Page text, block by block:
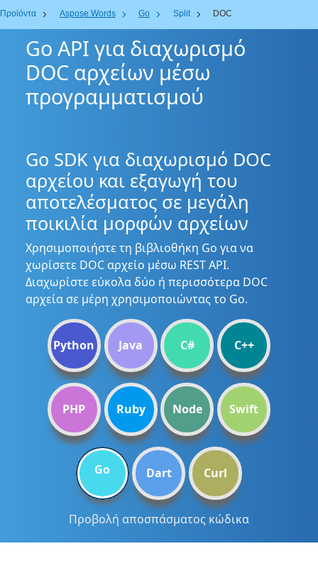
Προϊόντα Aspose.Words Go Split DOC
Go API για διαχωρισμό
DOC αρχείων μέσω
προγραμματισμού
Go SDK για διαχωρισμό DOC
αρχείου και εξαγωγή του
αποτελέσματος σε μεγάλη
ποικιλία μορφών αρχείων
Χρησιμοποιήστε τη βιβλιοθήκη Go για να
χωρίσετε DOC αρχείο μέσω REST API.
Διαχωρίστε εύκολα δύο ή περισσότερα DOC
αρχεία σε μέρη χρησιμοποιώντας το Go.
Python Java C# C++
PHP Ruby Node Swift
Go Dart Curl
Προβολή αποσπάσματος κώδικα